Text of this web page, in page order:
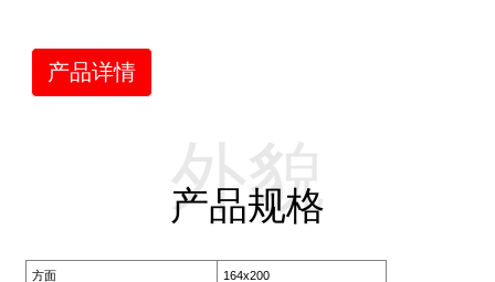
产品详情
产品规格
外貌
方面 164x200